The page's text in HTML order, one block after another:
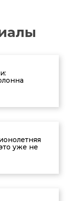
уже не